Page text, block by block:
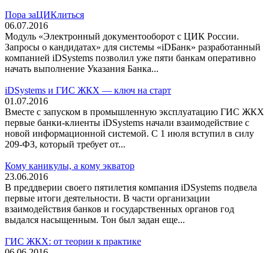
Пора заЦИКлиться
06.07.2016
Модуль «Электронный документооборот с ЦИК России.
Запросы о кандидатах» для системы «iDБанк» разработанный
компанией iDSystems позволил уже пяти банкам оперативно
начать выполнение Указания Банка...
iDSystems и ГИС ЖКХ — ключ на старт
01.07.2016
Вместе с запуском в промышленную эксплуатацию ГИС ЖКХ
первые банки-клиенты iDSystems начали взаимодействие с
новой информационной системой. С 1 июля вступил в силу
209-ФЗ, который требует от...
Кому каникулы, а кому экватор
23.06.2016
В преддверии своего пятилетия компания iDSystems подвела
первые итоги деятельности. В части организации
взаимодействия банков и государственных органов год
выдался насыщенным. Тон был задан еще...
ГИС ЖКХ: от теории к практике